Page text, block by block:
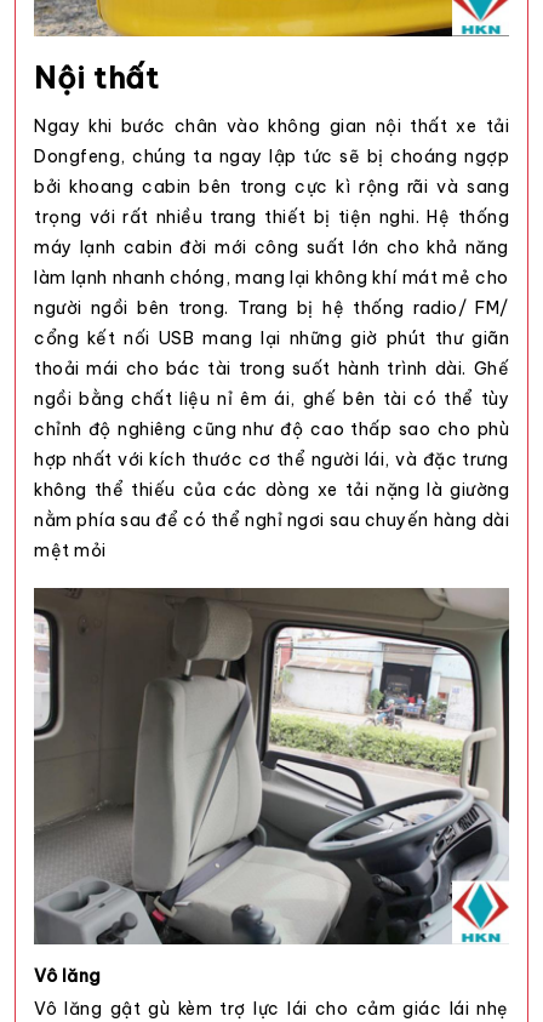
Nội thất
Ngay khi bước chân vào không gian nội thấtxe tải
Dongfeng, chúng ta ngay lập tức sẽ bị choáng ngợp
bởi khoang cabin bên trong cực kì rộng rãi và sang
trọng với rất nhiều trang thiết bị tiện nghi. Hệ thống
máy lạnh cabin đời mới công suất lớn cho khả năng
làm lạnh nhanh chóng, mang lại không khí mát mẻ cho
người ngồi bên trong. Trang bị hệ thống radio/ FM/
cổng kết nối USB mang lại những giờ phút thư giãn
thoải mái cho bác tài trong suốt hành trình dài. Ghế
ngồi bằng chất liệu nỉ êm ái, ghế bên tài có thể tùy
chỉnh độ nghiêng cũng như độ cao thấp sao cho phù
hợp nhất với kích thước cơ thể người lái, và đặc trưng
không thể thiếu của các dòng xe tải nặng là giường
nằm phía sau để có thể nghỉ ngơi sau chuyến hàng dài
mệt mỏi
Vô lăng
Vô lăng gật gù kèm trợ lực lái cho cảm giác lái nhẹ